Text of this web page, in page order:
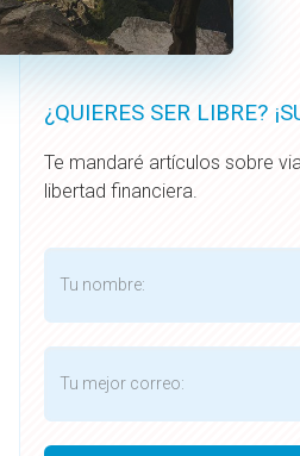
¿QUIERES SER LIBRE?
Te mandaré artículos sobre
libertad financiera.